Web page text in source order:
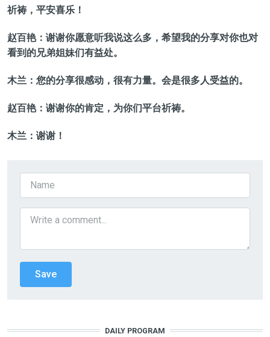
祈祷，平安喜乐！
赵百艳：谢谢你愿意听我说这么多，希望我的分享对你也对
看到的兄弟姐妹们有益处。
木兰：您的分享很感动，很有力量。会是很多人受益的。
赵百艳：谢谢你的肯定，为你们平台祈祷。
木兰：谢谢！
DAILY PROGRAM